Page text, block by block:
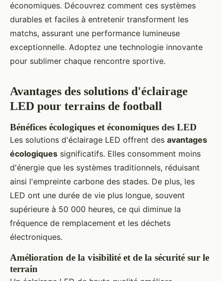
économiques. Découvrez comment ces systèmes
durables et faciles à entretenir transforment les
matchs, assurant une performance lumineuse
exceptionnelle. Adoptez une technologie innovante
pour sublimer chaque rencontre sportive.
Avantages des solutions d'éclairage
LED pour terrains de football
Bénéfices écologiques et économiques des LED
Les solutions d'éclairage LED offrent des avantages
écologiques significatifs. Elles consomment moins
d'énergie que les systèmes traditionnels, réduisant
ainsi l'empreinte carbone des stades. De plus, les
LED ont une durée de vie plus longue, souvent
supérieure à 50 000 heures, ce qui diminue la
fréquence de remplacement et les déchets
électroniques.
Amélioration de la visibilité et de la sécurité sur le
terrain